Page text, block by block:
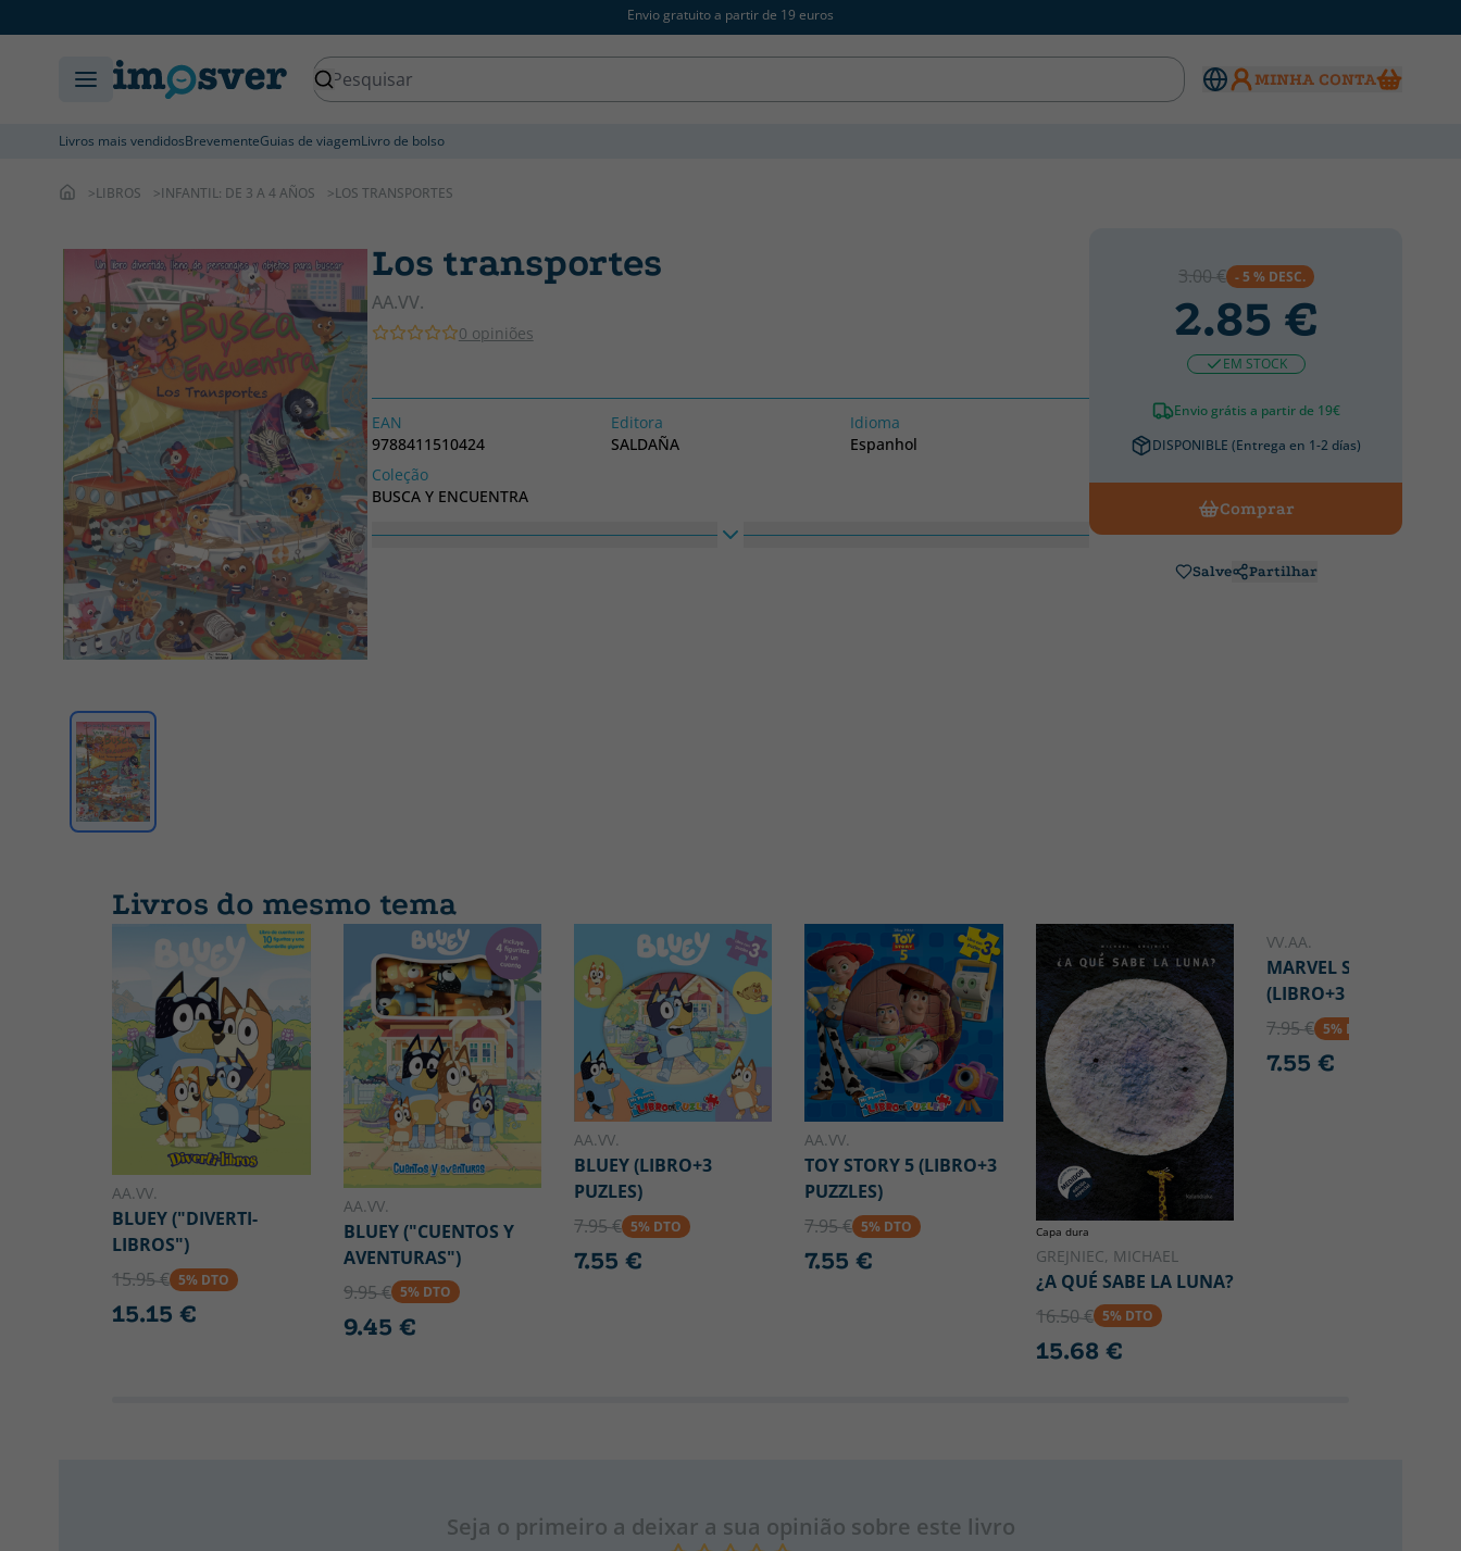
Envio gratuito a partir de 19 euros
MINHA CONTA
Livros mais vendidosBrevementeGuias de viagemLivro de bolso
LIBROS INFANTIL: DE 3 A 4 AÑOS LOS TRANSPORTES
Los transportes
AA.VV.
0 opiniões
EAN
9788411510424
Editora
SALDAÑA
Idioma
Espanhol
Coleção
BUSCA Y ENCUENTRA
3.00 € - 5 % DESC.
2.85 €
EM STOCK
Envio grátis a partir de 19€
DISPONIBLE (Entrega en 1-2 días)
Comprar
Salve Partilhar
Livros do mesmo tema
AA.VV.
BLUEY ("DIVERTI-
LIBROS")
15.95 € 5% DTO
15.15 €
AA.VV.
BLUEY ("CUENTOS Y
AVENTURAS")
9.95 € 5% DTO
9.45 €
AA.VV.
BLUEY (LIBRO+3
PUZLES)
7.95 € 5% DTO
7.55 €
AA.VV.
TOY STORY 5 (LIBRO+3
PUZZLES)
7.95 € 5% DTO
7.55 €
Capa dura
GREJNIEC, MICHAEL
¿A QUÉ SABE LA LUNA?
16.50 € 5% DTO
15.68 €
VV.AA.
MARVEL SPIDEY
(LIBRO+3 PUZZLES)
7.95 € 5% DTO
7.55 €
Seja o primeiro a deixar a sua opinião sobre este livro